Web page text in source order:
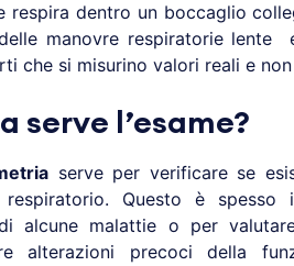
respira dentro un boccaglio
manovre respiratorie
che si misurino valori reali e
serve l’esame?
serve per verificare se
respiratorio. Questo è spesso
alcune malattie o per
alterazioni precoci della